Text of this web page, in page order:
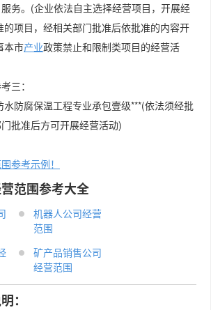
务。(企业依法自主选择经营项目，开展经
项目，经相关部门批准后依批准的内容开
本市产业政策禁止和限制类项目的经营活
三：
水防腐保温工程专业承包壹级***(依法须经批
批准后方可开展经营活动)
参考示例！
范围参考大全
机器人公司经营
范围
矿产品销售公司
经营范围
：